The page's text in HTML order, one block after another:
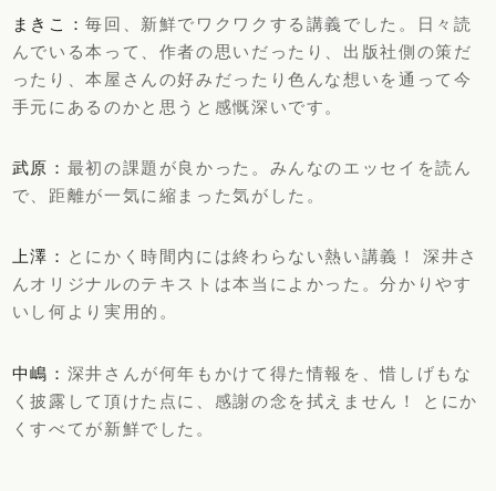
まきこ：毎回、新鮮でワクワクする講義でした。日々読
んでいる本って、作者の思いだったり、出版社側の策だ
ったり、本屋さんの好みだったり色んな想いを通って今
手元にあるのかと思うと感慨深いです。
武原： 最初の課題が良かった。みんなのエッセイを読ん
で、距離が一気に縮まった気がした。
上澤： とにかく時間内には終わらない熱い講義！ 深井さ
んオリジナルのテキストは本当によかった。分かりやす
いし何より実用的。
中嶋： 深井さんが何年もかけて得た情報を、惜しげもな
く披露して頂けた点に、感謝の念を拭えません！ とにか
くすべてが新鮮でした。